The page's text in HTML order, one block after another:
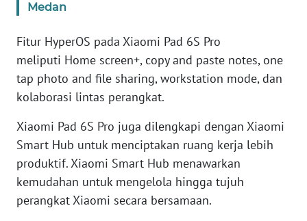
Medan
Fitur HyperOS pada Xiaomi Pad 6S Pro
meliputi Home screen+, copy and paste notes, one
tap photo and file sharing, workstation mode, dan
kolaborasi lintas perangkat.
Xiaomi Pad 6S Pro juga dilengkapi dengan Xiaomi
Smart Hub untuk menciptakan ruang kerja lebih
produktif. Xiaomi Smart Hub menawarkan
kemudahan untuk mengelola hingga tujuh
perangkat Xiaomi secara bersamaan.
WN
SERAMBI
JAMBI
WN
SULTRA